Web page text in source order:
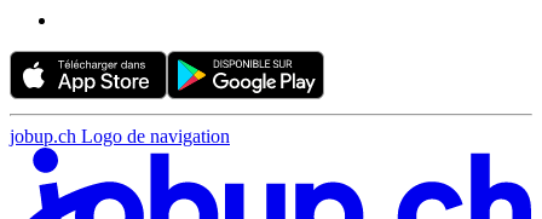
jobup.ch Logo de navigation